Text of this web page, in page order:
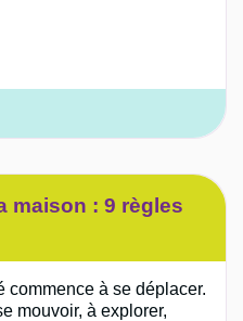
maison : 9 règles
commence à se déplacer.
mouvoir, à explorer,